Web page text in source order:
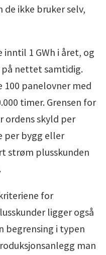
ikke bruker selv,
inntil 1 GWh i året, og
på nettet samtidig.
100 panelovner med
timer. Grensen for
ordens skyld per
per bygg eller
strøm plusskunden
for
ligger også
begrensing i typen
man